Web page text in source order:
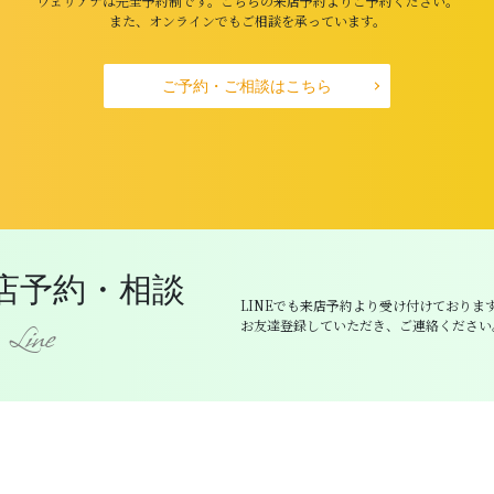
また、オンラインでもご相談を承っています。
ご予約・ご相談はこちら
予約・相談
Line
LINEでも来店予約より受け付けておりま
お友達登録していただき、ご連絡くださ